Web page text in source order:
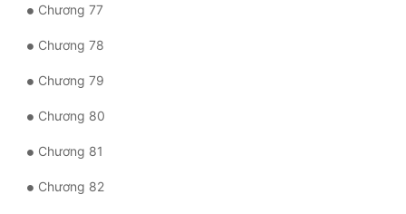
Chương 77
Chương 78
Chương 79
Chương 80
Chương 81
Chương 82